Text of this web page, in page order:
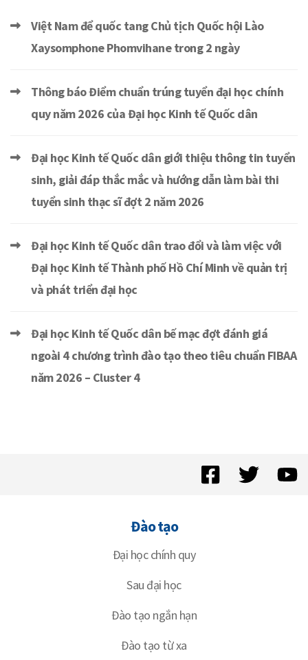
Việt Nam để quốc tang Chủ tịch Quốc hội Lào
Xaysomphone Phomvihane trong 2 ngày
Thông báo Điểm chuẩn trúng tuyển đại học chính
quy năm 2026 của Đại học Kinh tế Quốc dân
Đại học Kinh tế Quốc dân giới thiệu thông tin tuyển
sinh, giải đáp thắc mắc và hướng dẫn làm bài thi
tuyển sinh thạc sĩ đợt 2 năm 2026
Đại học Kinh tế Quốc dân trao đổi và làm việc với
Đại học Kinh tế Thành phố Hồ Chí Minh về quản trị
và phát triển đại học
Đại học Kinh tế Quốc dân bế mạc đợt đánh giá
ngoài 4 chương trình đào tạo theo tiêu chuẩn FIBAA
năm 2026 – Cluster 4
Đào tạo
Đại học chính quy
Sau đại học
Đào tạo ngắn hạn
Đào tạo từ xa